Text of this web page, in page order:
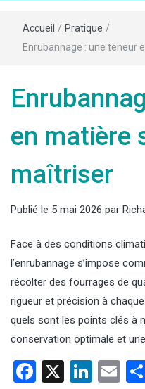
Accueil / Pratique /
Enrubannage : une teneur
en matière
maîtriser
Publié le 5 mai 2026 par
Face à des conditions
l’enrubannage s’impose
récolter des fourrages de
rigueur et précision à
quels sont les points clés à
conservation optimale et
Facebook
X